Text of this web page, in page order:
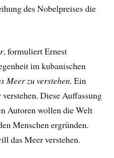
des Nobelpreises die
, formuliert Ernest
im kubanischen
Meer zu verstehen.Ein
Diese Auffassung
Autoren wollen die Welt
Menschen ergründen.
das Meer verstehen.